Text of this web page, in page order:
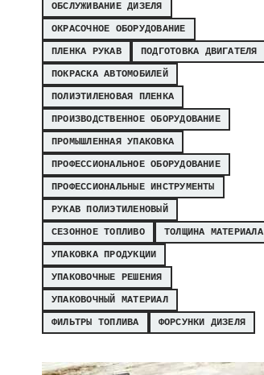
ОБСЛУЖИВАНИЕ ДИЗЕЛЯ
ОКРАСОЧНОЕ ОБОРУДОВАНИЕ
ПЛЕНКА РУКАВ
ПОДГОТОВКА ДВИГАТЕЛЯ
ПОКРАСКА АВТОМОБИЛЕЙ
ПОЛИЭТИЛЕНОВАЯ ПЛЕНКА
ПРОИЗВОДСТВЕННОЕ ОБОРУДОВАНИЕ
ПРОМЫШЛЕННАЯ УПАКОВКА
ПРОФЕССИОНАЛЬНОЕ ОБОРУДОВАНИЕ
ПРОФЕССИОНАЛЬНЫЕ ИНСТРУМЕНТЫ
РУКАВ ПОЛИЭТИЛЕНОВЫЙ
СЕЗОННОЕ ТОПЛИВО
ТОЛЩИНА МАТЕРИАЛА
УПАКОВКА ПРОДУКЦИИ
УПАКОВОЧНЫЕ РЕШЕНИЯ
УПАКОВОЧНЫЙ МАТЕРИАЛ
ФИЛЬТРЫ ТОПЛИВА
ФОРСУНКИ ДИЗЕЛЯ